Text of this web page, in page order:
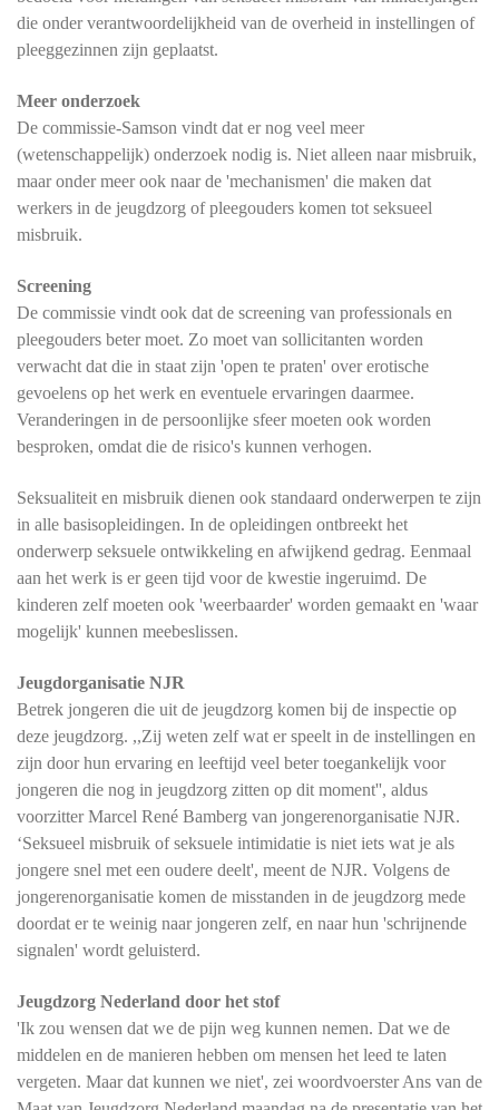
die onder verantwoordelijkheid van de overheid in instellingen of
pleeggezinnen zijn geplaatst.
Meer onderzoek
De commissie-Samson vindt dat er nog veel meer
(wetenschappelijk) onderzoek nodig is. Niet alleen naar misbruik,
maar onder meer ook naar de 'mechanismen' die maken dat
werkers in de jeugdzorg of pleegouders komen tot seksueel
misbruik.
Screening
De commissie vindt ook dat de screening van professionals en
pleegouders beter moet. Zo moet van sollicitanten worden
verwacht dat die in staat zijn 'open te praten' over erotische
gevoelens op het werk en eventuele ervaringen daarmee.
Veranderingen in de persoonlijke sfeer moeten ook worden
besproken, omdat die de risico's kunnen verhogen.
Seksualiteit en misbruik dienen ook standaard onderwerpen te zijn
in alle basisopleidingen. In de opleidingen ontbreekt het
onderwerp seksuele ontwikkeling en afwijkend gedrag. Eenmaal
aan het werk is er geen tijd voor de kwestie ingeruimd. De
kinderen zelf moeten ook 'weerbaarder' worden gemaakt en 'waar
mogelijk' kunnen meebeslissen.
Jeugdorganisatie NJR
Betrek jongeren die uit de jeugdzorg komen bij de inspectie op
deze jeugdzorg. ,,Zij weten zelf wat er speelt in de instellingen en
zijn door hun ervaring en leeftijd veel beter toegankelijk voor
jongeren die nog in jeugdzorg zitten op dit moment'', aldus
voorzitter Marcel René Bamberg van jongerenorganisatie NJR.
‘Seksueel misbruik of seksuele intimidatie is niet iets wat je als
jongere snel met een oudere deelt', meent de NJR. Volgens de
jongerenorganisatie komen de misstanden in de jeugdzorg mede
doordat er te weinig naar jongeren zelf, en naar hun 'schrijnende
signalen' wordt geluisterd.
Jeugdzorg Nederland door het stof
'Ik zou wensen dat we de pijn weg kunnen nemen. Dat we de
middelen en de manieren hebben om mensen het leed te laten
vergeten. Maar dat kunnen we niet', zei woordvoerster Ans van de